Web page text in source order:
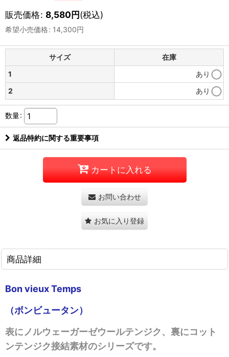
販売価格: 8,580円(税込)
希望小売価格: 14,300円
サイズ
在庫
1
あり
2
あり
数量:
返品特約に関する重要事項
カートに入れる
お問い合わせ
お気に入り登録
商品詳細
Bon vieux Temps
（ボンビュータン）
表にノルウェーガーゼウールテンジク、裏にコット
ンテンジク接結素材のシリーズです。